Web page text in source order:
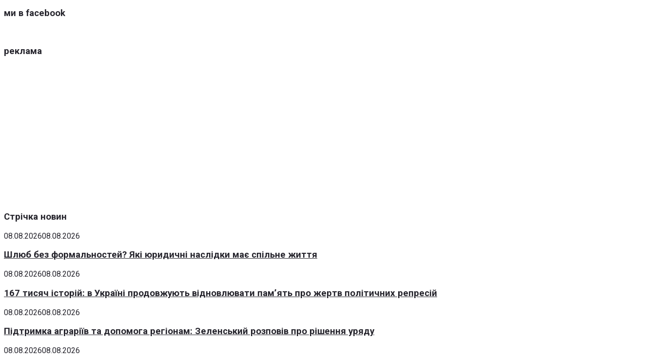
ми в facebook
реклама
Стрічка новин
08.08.202608.08.2026
Шлюб без формальностей? Які юридичні наслідки має спільне життя
08.08.202608.08.2026
167 тисяч історій: в Україні продовжують відновлювати пам’ять про жертв політичних репресій
08.08.202608.08.2026
Підтримка аграріїв та допомога регіонам: Зеленський розповів про рішення уряду
08.08.202608.08.2026